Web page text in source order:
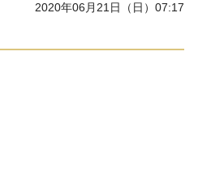
2020年06月21日（日）07:17